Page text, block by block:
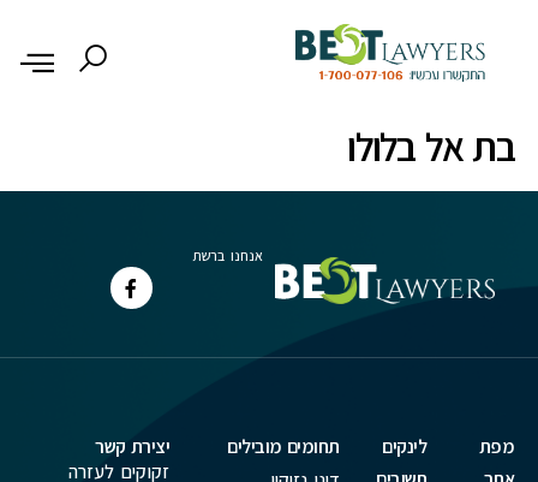
בת אל בלולו
אנחנו ברשת
מפת
לינקים
תחומים מובילים
יצירת קשר
זקוקים לעזרה